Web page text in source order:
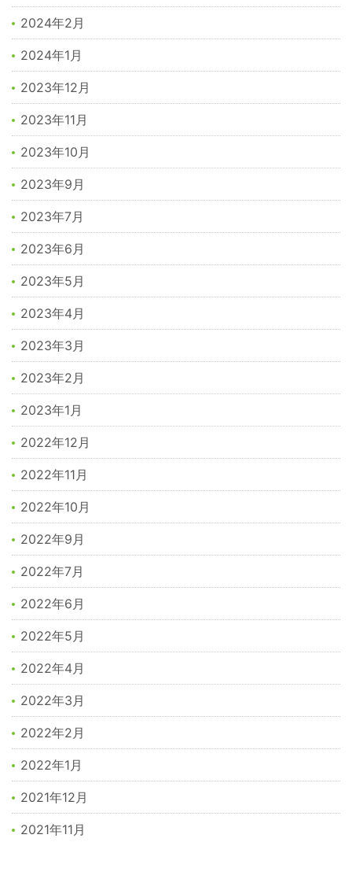
2024年2月
2024年1月
2023年12月
2023年11月
2023年10月
2023年9月
2023年7月
2023年6月
2023年5月
2023年4月
2023年3月
2023年2月
2023年1月
2022年12月
2022年11月
2022年10月
2022年9月
2022年7月
2022年6月
2022年5月
2022年4月
2022年3月
2022年2月
2022年1月
2021年12月
2021年11月